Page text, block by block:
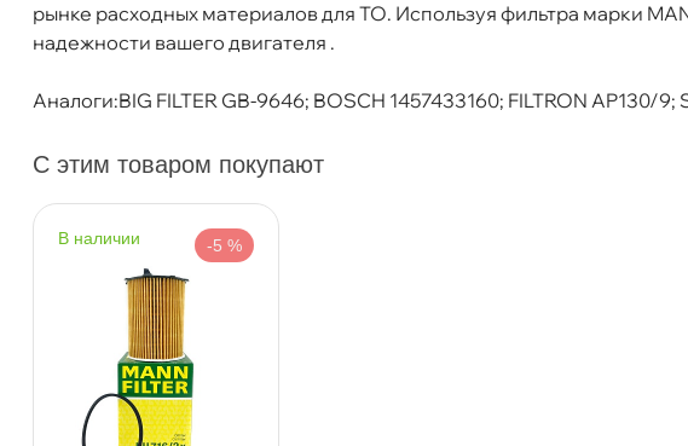
рынке расходных материалов для ТО. Используя фильтра марки
надежности вашего двигателя .
Аналоги:BIG FILTER GB-9646; BOSCH 1457433160; FILTRON AP130/9;
Артикул
C 3282
С этим товаром покупают
наличии -5 %
Бесплатная Завтра, 08.08 (при
Самовывоз
ул. Салова, д. 30
Пн-Пт
Сегодня, бесплатно
Богатырский пр. 12
Пн–Вс10:00 – 21:00
Сегодня, бесплатно